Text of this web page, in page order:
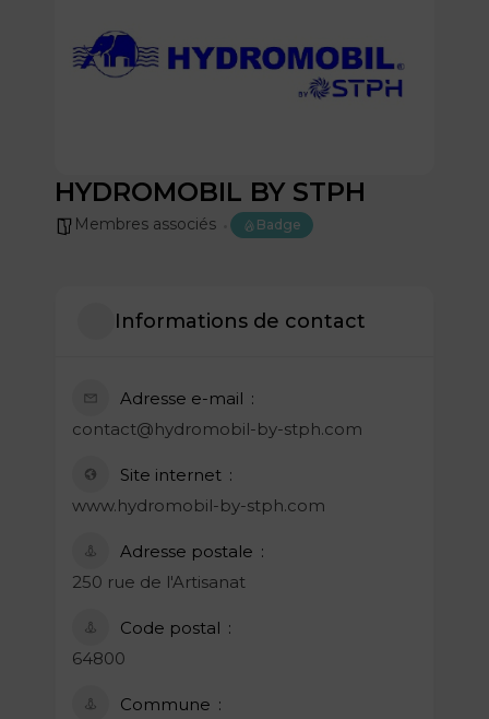
HYDROMOBIL BY STPH
Membres associés Badge
Informations de contact
Adresse e-mail
contact@hydromobil-by-stph.com
Site internet
www.hydromobil-by-stph.com
Adresse postale
250 rue de l'Artisanat
Code postal
64800
Commune